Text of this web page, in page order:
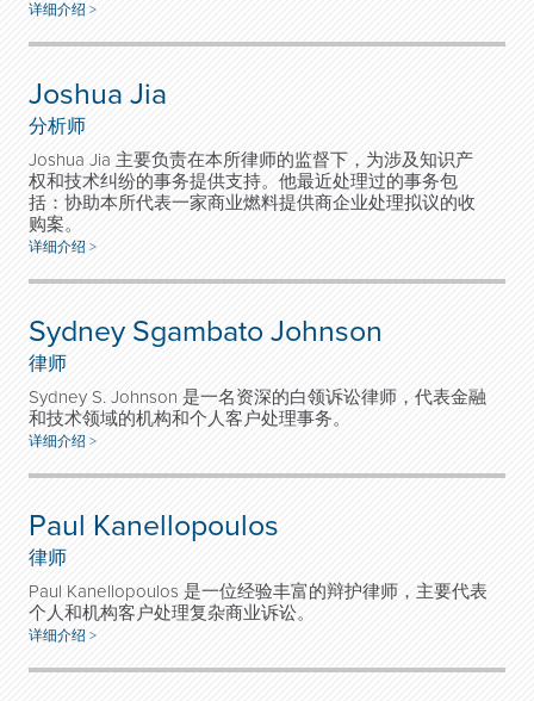
详细介绍 >
Joshua Jia
分析师
Joshua Jia 主要负责在本所律师的监督下，为涉及知识产
权和技术纠纷的事务提供支持。他最近处理过的事务包
括：协助本所代表一家商业燃料提供商企业处理拟议的收
购案。
详细介绍 >
Sydney Sgambato Johnson
律师
Sydney S. Johnson 是一名资深的白领诉讼律师，代表金融
和技术领域的机构和个人客户处理事务。
详细介绍 >
Paul Kanellopoulos
律师
Paul Kanellopoulos 是一位经验丰富的辩护律师，主要代表
个人和机构客户处理复杂商业诉讼。
详细介绍 >